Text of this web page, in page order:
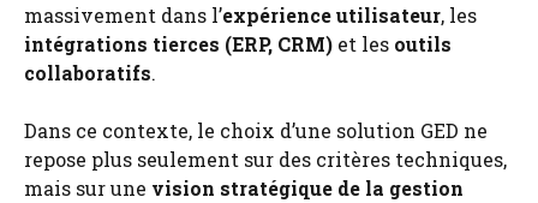
massivement dans l’expérience utilisateur, les
intégrations tierces (ERP, CRM) et les outils
collaboratifs.
Dans ce contexte, le choix d’une solution GED ne
repose plus seulement sur des critères techniques,
mais sur une vision stratégique de la gestion